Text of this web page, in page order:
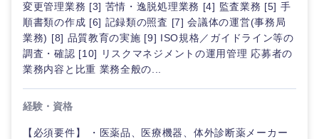
変更管理業務 [3] 苦情・逸脱処理業務 [4] 監査業務 [5] 手
順書類の作成 [6] 記録類の照査 [7] 会議体の運営(事務局
業務) [8] 品質教育の実施 [9] ISO規格／ガイドライン等の
調査・確認 [10] リスクマネジメントの運用管理 応募者の
業務内容と比重 業務全般の...
経験・資格
【必須要件】 ・医薬品、医療機器、体外診断薬メーカー